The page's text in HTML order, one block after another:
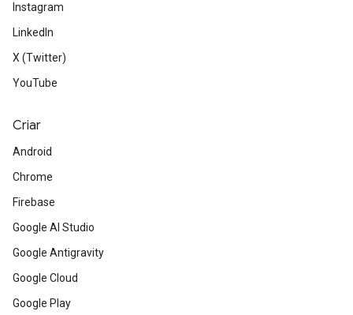
Instagram
LinkedIn
X (Twitter)
YouTube
Criar
Android
Chrome
Firebase
Google AI Studio
Google Antigravity
Google Cloud
Google Play